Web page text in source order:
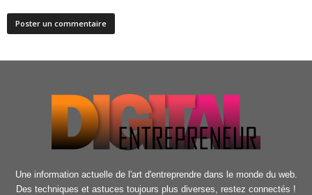
Une information actuelle de l'art d'entreprendre dans le monde du web.
Des techniques et astuces toujours plus diverses, restez connectés !